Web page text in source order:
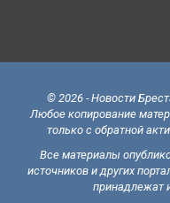
© 2026 - Новости
Любое копирование
только с обратной
Все материалы
источников и других
принадлежат